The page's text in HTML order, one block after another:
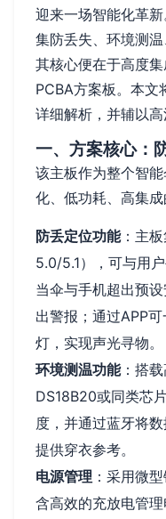
迎来一场智能化革
集防丢失、环境测
其核心便在于高度
PCBA方案板。本文
详细解析，并辅以高
一、方案核心：
该主板作为整个智
化、低功耗、高集
防丢定位功能：主
5.0/5.1），可与用
当伞与手机超出预
出警报；通过APP
灯，实现声光寻物。
环境测温功能：搭
DS18B20或同类芯
度，并通过蓝牙将
提供穿衣参考。
电源管理 ：采用微
含高效的充放电管